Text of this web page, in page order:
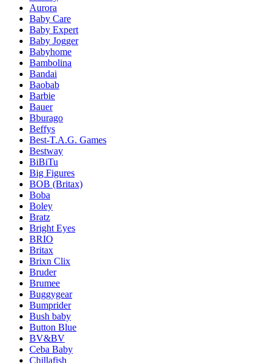
Aurora
Baby Care
Baby Expert
Baby Jogger
Babyhome
Bambolina
Bandai
Baobab
Barbie
Bauer
Bburago
Beffys
Best-T.A.G. Games
Bestway
BiBiTu
Big Figures
BOB (Britax)
Boba
Boley
Bratz
Bright Eyes
BRIO
Britax
Brixn Clix
Bruder
Brumee
Buggygear
Bumprider
Bush baby
Button Blue
BV&BV
Ceba Baby
Chillafish